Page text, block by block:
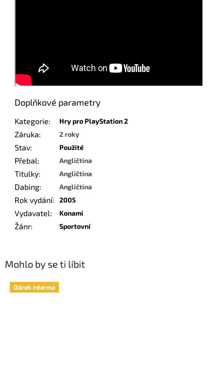
Mohlo by se ti líbit
Dárek zdarma
Doplňkové parametry
Kategorie: Hry pro PlayStation 2
Záruka: 2 roky
Stav: Použité
Přebal: Angličtina
Titulky: Angličtina
Dabing: Angličtina
Rok vydání: 2005
Vydavatel: Konami
Žánr: Sportovní